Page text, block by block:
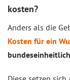
kosten?
Anders als die
Kosten für ein
bundeseinheitlich